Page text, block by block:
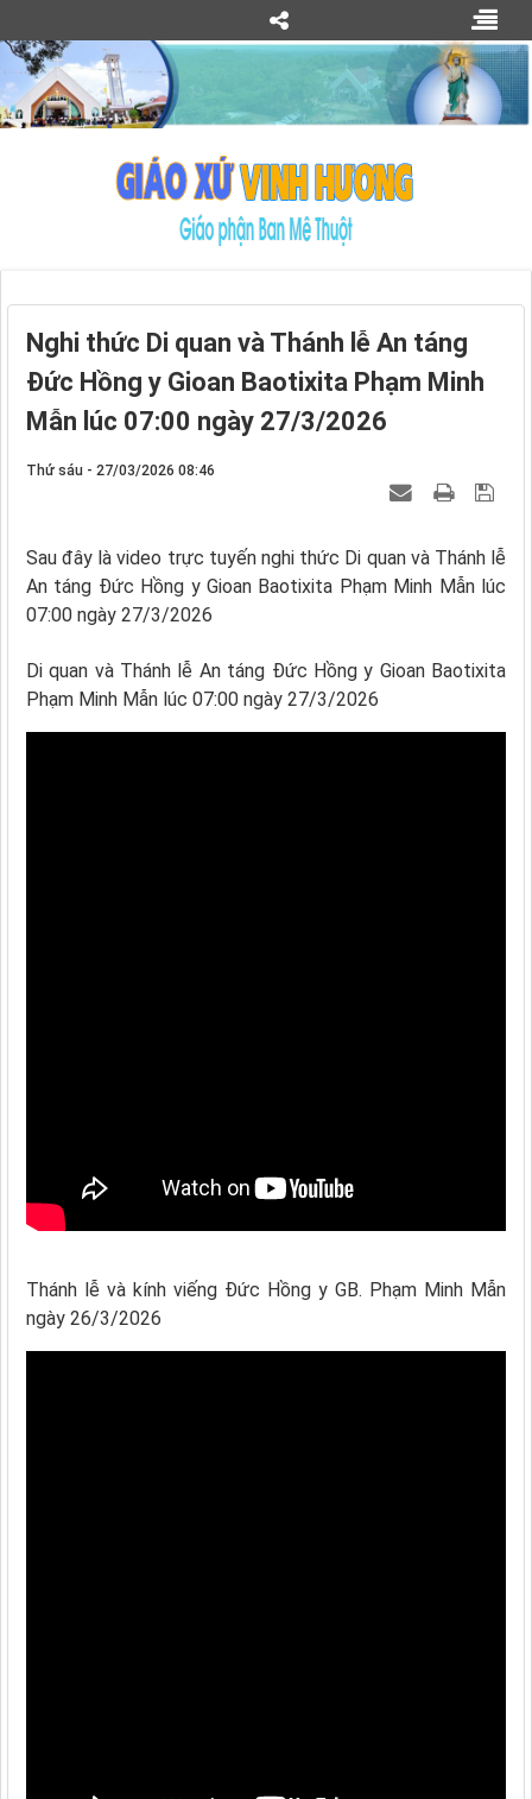
Nghi thức Di quan và Thánh lễ An táng
Đức Hồng y Gioan Baotixita Phạm Minh
Mẫn lúc 07:00 ngày 27/3/2026
Thứ sáu - 27/03/2026 08:46
Sau đây là video trực tuyến nghi thức Di quan và Thánh lễ
An táng Đức Hồng y Gioan Baotixita Phạm Minh Mẫn lúc
07:00 ngày 27/3/2026
Di quan và Thánh lễ An táng Đức Hồng y Gioan Baotixita
Phạm Minh Mẫn lúc 07:00 ngày 27/3/2026
Thánh lễ và kính viếng Đức Hồng y GB. Phạm Minh Mẫn
ngày 26/3/2026